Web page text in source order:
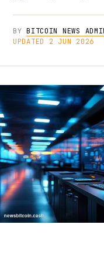
BYBITCOIN NEWS
UPDATED 2 JUN 2026